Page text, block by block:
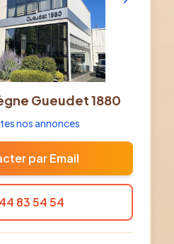
Gueudet 1880
nos annonces
par Email
83 54 54